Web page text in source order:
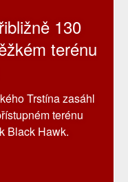
130
terénu
Trstína zasáhl
terénu
Black Hawk.